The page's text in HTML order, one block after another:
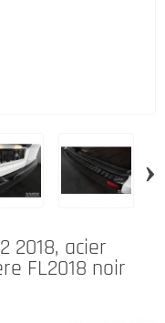
›
2018, acier
FL2018 noir